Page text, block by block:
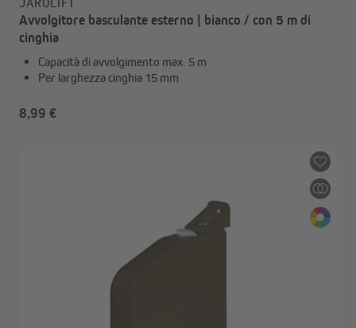
Avvolgitore basculante esterno | bianco / con 5 m di
cinghia
Capacità di avvolgimento max. 5 m
Per larghezza cinghia 15 mm
8,99 €